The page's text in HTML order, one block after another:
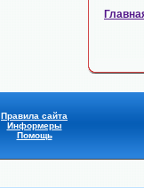
Правила сайта
Информеры
Помощь